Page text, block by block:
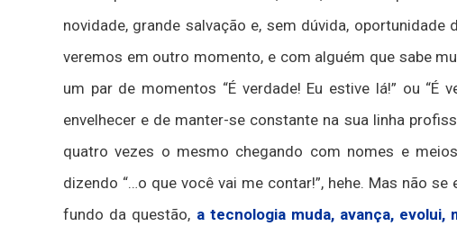
novidade, grande salvação e, sem dúvida, oportunidade
veremos em outro momento, e com alguém que sabe
um par de momentos “É verdade! Eu estive lá!” ou
envelhecer e de manter-se constante na sua linha
quatro vezes o mesmo chegando com nomes e
dizendo “…o que você vai me contar!”, hehe. Mas não
fundo da questão, a tecnologia muda, avança,